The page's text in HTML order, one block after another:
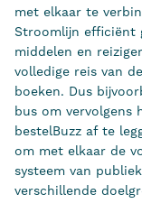
met elkaar te
Stroomlijn efficiënt
middelen en
volledige reis van
boeken. Dus
bus om vervolgens
bestelBuzz af te
om met elkaar de
systeem van
verschillende